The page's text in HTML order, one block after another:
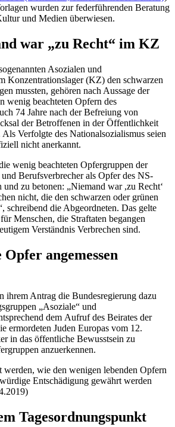
wurden zur federführenden Beratung
und Medien überwiesen.
war „zu Recht“ im KZ
Asozialen und
Konzentrationslager (KZ) den schwarzen
mussten, gehören nach Aussage der
wenig beachteten Opfern des
74 Jahre nach der Befreiung von
der Betroffenen in der Öffentlichkeit
Verfolgte des Nationalsozialismus seien
nicht anerkannt.
wenig beachteten Opfergruppen der
Berufsverbrecher als Opfer des NS-
und zu betonen: „Niemand war ,zu Recht‘
nicht, die den schwarzen oder grünen
schreibend die Abgeordneten. Das gelte
Menschen, die Straftaten begangen
Verständnis Verbrechen sind.
angemessen
ihrem Antrag die Bundesregierung dazu
„Asoziale“ und
dem Aufruf des Beirates der
ermordeten Juden Europas vom 12.
in das öffentliche Bewusstsein zu
anzuerkennen.
werden, wie den wenigen lebenden Opfern
Entschädigung gewährt werden
Tagesordnungspunkt